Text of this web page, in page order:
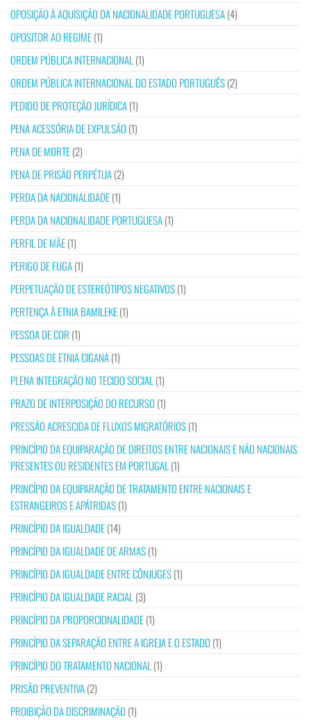
OPOSIÇÃO À AQUISIÇÃO DA NACIONALIDADE PORTUGUESA(4)
OPOSITOR AO REGIME(1)
ORDEM PÚBLICA INTERNACIONAL (1)
ORDEM PÚBLICA INTERNACIONAL DO ESTADO PORTUGUÊS(2)
PEDIDO DE PROTEÇÃO JURÍDICA(1)
PENA ACESSÓRIA DE EXPULSÃO (1)
PENA DE MORTE(2)
PENA DE PRISÃO PERPÉTUA(2)
PERDA DA NACIONALIDADE(1)
PERDA DA NACIONALIDADE PORTUGUESA(1)
PERFIL DE MÃE(1)
PERIGO DE FUGA(1)
PERPETUAÇÃO DE ESTEREÓTIPOS NEGATIVOS(1)
PERTENÇA À ETNIA BAMILEKE(1)
PESSOA DE COR (1)
PESSOAS DE ETNIA CIGANA(1)
PLENA INTEGRAÇÃO NO TECIDO SOCIAL (1)
PRAZO DE INTERPOSIÇÃO DO RECURSO (1)
PRESSÃO ACRESCIDA DE FLUXOS MIGRATÓRIOS(1)
PRINCÍPIO DA EQUIPARAÇÃO DE DIREITOS ENTRE NACIONAIS E NÃO NACIONAIS
PRESENTES OU RESIDENTES EM PORTUGAL (1)
PRINCÍPIO DA EQUIPARAÇÃO DE TRATAMENTO ENTRE NACIONAIS E
ESTRANGEIROS E APÁTRIDAS(1)
PRINCÍPIO DA IGUALDADE(14)
PRINCÍPIO DA IGUALDADE DE ARMAS(1)
PRINCÍPIO DA IGUALDADE ENTRE CÔNJUGES(1)
PRINCÍPIO DA IGUALDADE RACIAL (3)
PRINCÍPIO DA PROPORCIONALIDADE(1)
PRINCÍPIO DA SEPARAÇÃO ENTRE A IGREJA E O ESTADO (1)
PRINCÍPIO DO TRATAMENTO NACIONAL (1)
PRISÃO PREVENTIVA(2)
PROIBIÇÃO DA DISCRIMINAÇÃO (1)